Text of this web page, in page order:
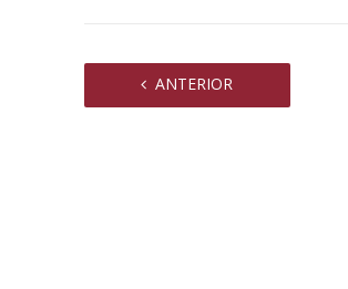
ANTERIOR